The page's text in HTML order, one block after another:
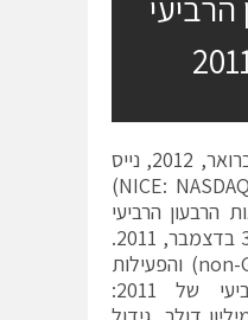
רעננה, ישראל, 15 בפברואר, 2012, נייס
סיסטמס (ת"א: נייס, NICE: NASDAQ)
הרבעון הרביעי
והשנה שהסתיימו ב- 31 בדצמבר, 2011.
עיקרי התוצאות (non-GAAP) והפעילות
העסקית לרבעון הרביעי של 2011: